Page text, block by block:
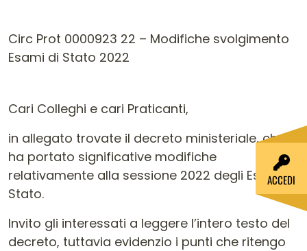
Circ Prot 0000923 22 – Modifiche svolgimento
Esami di Stato 2022
Cari Colleghi e cari Praticanti,
in allegato trovate il decreto ministeriale, che
ha portato significative modifiche
relativamente alla sessione 2022 degli Esami di
Stato.
Invito gli interessati a leggere l’intero testo del
decreto, tuttavia evidenzio i punti che ritengo
ACCEDI